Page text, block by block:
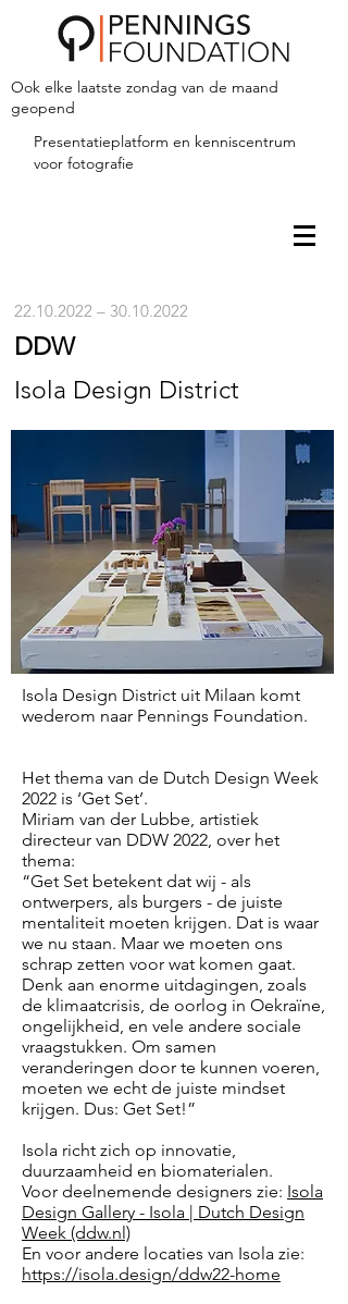
Ook elke laatste zondag van de maand
geopend
Presentatieplatform en kenniscentrum
voor fotografie
22.10.2022 – 30.10.2022
DDW
Isola Design District
Isola Design District uit Milaan komt
wederom naar Pennings Foundation.
Het thema van de Dutch Design Week
2022 is ‘Get Set’.
Miriam van der Lubbe, artistiek
directeur van DDW 2022, over het
thema:
“Get Set betekent dat wij - als
ontwerpers, als burgers - de juiste
mentaliteit moeten krijgen. Dat is waar
we nu staan. Maar we moeten ons
schrap zetten voor wat komen gaat.
Denk aan enorme uitdagingen, zoals
de klimaatcrisis, de oorlog in Oekraïne,
ongelijkheid, en vele andere sociale
vraagstukken. Om samen
veranderingen door te kunnen voeren,
moeten we echt de juiste mindset
krijgen. Dus: Get Set!”
Isola richt zich op innovatie,
duurzaamheid en biomaterialen.
Voor deelnemende designers zie: Isola
Design Gallery - Isola | Dutch Design
Week (ddw.nl)
En voor andere locaties van Isola zie:
https://isola.design/ddw22-home